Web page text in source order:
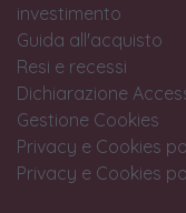
investimento
Guida all'acquisto
Resi e recessi
Dichiarazione
Gestione Cookies
Privacy e Cookies
Privacy e Cookies